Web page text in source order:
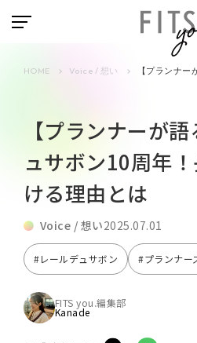
HOME Voice / 想い 【プランナ
【プランナーが
ュサボン10周年
ける理由とは
Voice / 想い2025.07.01
#レールデュサボン #プランナー
FITS you.編集部
Kanade